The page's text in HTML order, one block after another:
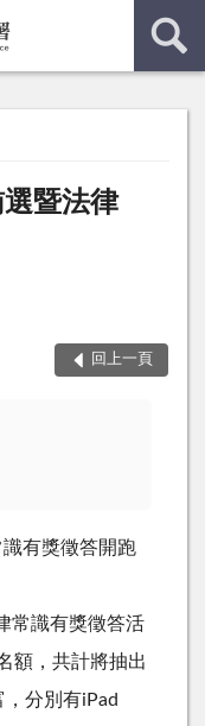
暨法律
回上一頁
有獎徵答開跑
常識有獎徵答活
額，共計將抽出
分別有iPad